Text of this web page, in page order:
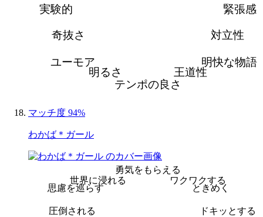
緊張感
対立性
明快な物語
王道性
テンポの良さ
明るさ
ユーモア
奇抜さ
実験的
マッチ度 94%
わかば＊ガール
勇気をもらえる
ワクワクする
ときめく
ドキッとする
圧倒される
思慮を巡らす
世界に浸れる